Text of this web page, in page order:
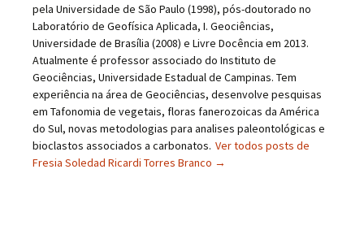
pela Universidade de São Paulo (1998), pós-doutorado no
Laboratório de Geofísica Aplicada, I. Geociências,
Universidade de Brasília (2008) e Livre Docência em 2013.
Atualmente é professor associado do Instituto de
Geociências, Universidade Estadual de Campinas. Tem
experiência na área de Geociências, desenvolve pesquisas
em Tafonomia de vegetais, floras fanerozoicas da América
do Sul, novas metodologias para analises paleontológicas e
bioclastos associados a carbonatos. Ver todos posts de
Fresia Soledad Ricardi Torres Branco →